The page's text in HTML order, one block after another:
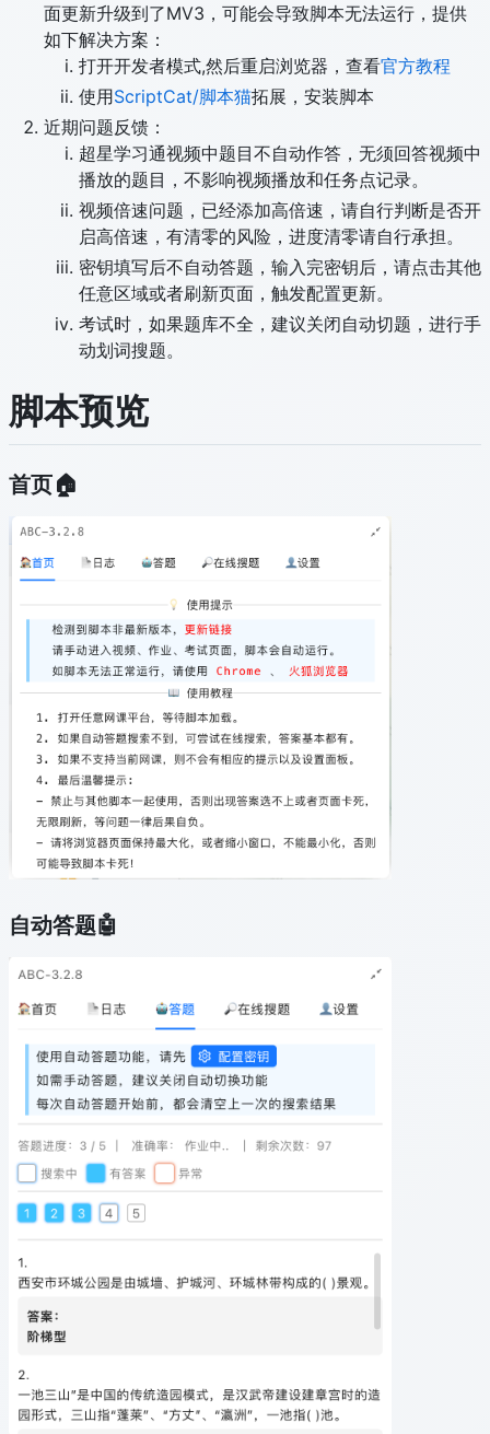
面更新升级到了MV3，可能会导致脚本无法运行，提供
如下解决方案：
打开开发者模式,然后重启浏览器，查看官方教程
使用ScriptCat/脚本猫拓展，安装脚本
近期问题反馈：
超星学习通视频中题目不自动作答，无须回答视频中
播放的题目，不影响视频播放和任务点记录。
视频倍速问题，已经添加高倍速，请自行判断是否开
启高倍速，有清零的风险，进度清零请自行承担。
密钥填写后不自动答题，输入完密钥后，请点击其他
任意区域或者刷新页面，触发配置更新。
考试时，如果题库不全，建议关闭自动切题，进行手
动划词搜题。
脚本预览
首页🏠
自动答题🤖️